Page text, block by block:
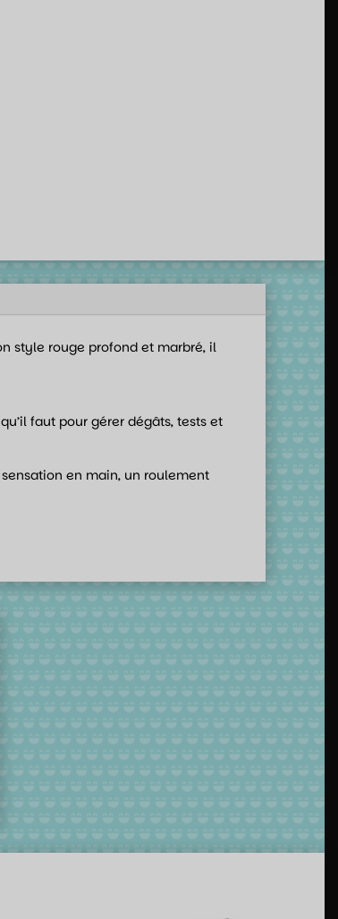
style rouge profond et marbré, il
faut pour gérer dégâts, tests et
en main, un roulement